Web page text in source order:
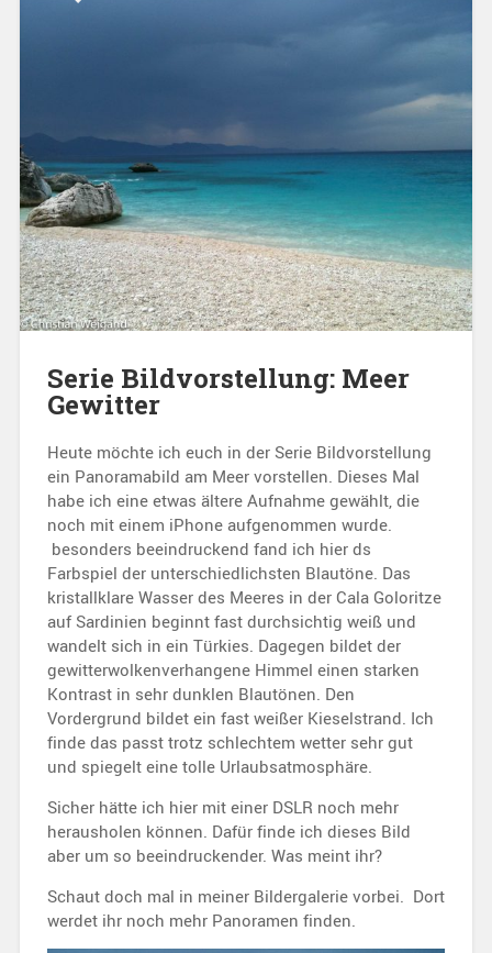
Serie Bildvorstellung: Meer
Gewitter
Heute möchte ich euch in der Serie Bildvorstellung
ein Panoramabild am Meer vorstellen. Dieses Mal
habe ich eine etwas ältere Aufnahme gewählt, die
noch mit einem iPhone aufgenommen wurde.
besonders beeindruckend fand ich hier ds
Farbspiel der unterschiedlichsten Blautöne. Das
kristallklare Wasser des Meeres in der Cala Goloritze
auf Sardinien beginnt fast durchsichtig weiß und
wandelt sich in ein Türkies. Dagegen bildet der
gewitterwolkenverhangene Himmel einen starken
Kontrast in sehr dunklen Blautönen. Den
Vordergrund bildet ein fast weißer Kieselstrand. Ich
finde das passt trotz schlechtem wetter sehr gut
und spiegelt eine tolle Urlaubsatmosphäre.
Sicher hätte ich hier mit einer DSLR noch mehr
herausholen können. Dafür finde ich dieses Bild
aber um so beeindruckender. Was meint ihr?
Schaut doch mal in meiner Bildergalerie vorbei. Dort
werdet ihr noch mehr Panoramen finden.